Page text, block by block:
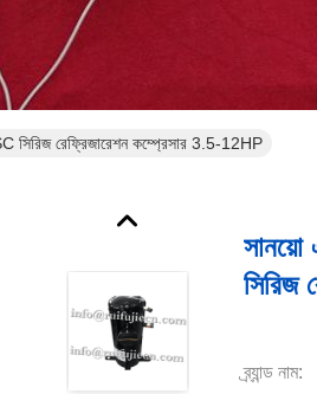
সিরিজ রেফ্রিজারেশন কম্প্রেসার 3.5-12HP
সানয়ো
সিরিজ
ব্র্যান্ড নাম: